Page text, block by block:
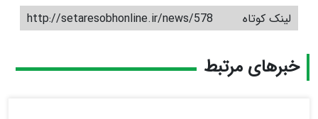
لینک کوتاه http://setaresobhonline.ir/news/578
خبرهای مرتبط